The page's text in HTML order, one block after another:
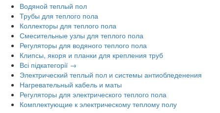
Водяной теплый пол
Трубы для теплого пола
Коллекторы для теплого пола
Смесительные узлы для теплого пола
Регуляторы для водяного теплого пола
Клипсы, якоря и планки для крепления труб
Всі підкатегорії →
Электрический теплый пол и системы антиобледенения
Нагревательный кабель и маты
Регуляторы для электрического теплого пола
Комплектующие к электрическому теплому полу